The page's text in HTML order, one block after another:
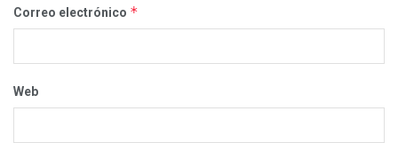
Correo electrónico *
Web